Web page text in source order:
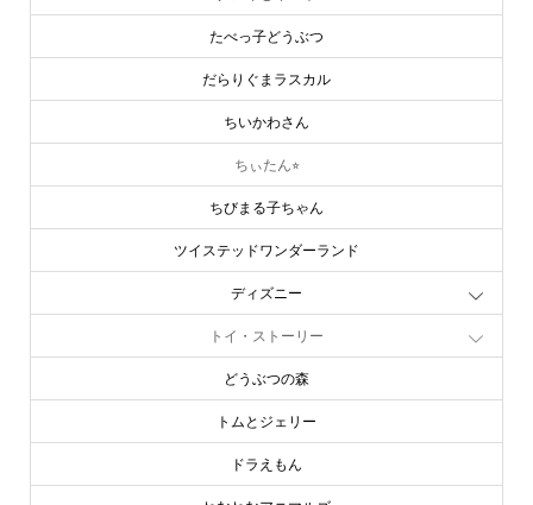
たべっ子どうぶつ
だらりぐまラスカル
ちいかわさん
ちぃたん⭐︎
ちびまる子ちゃん
ツイステッドワンダーランド
ディズニー
トイ・ストーリー
どうぶつの森
トムとジェリー
ドラえもん
ねむねむアニマルズ